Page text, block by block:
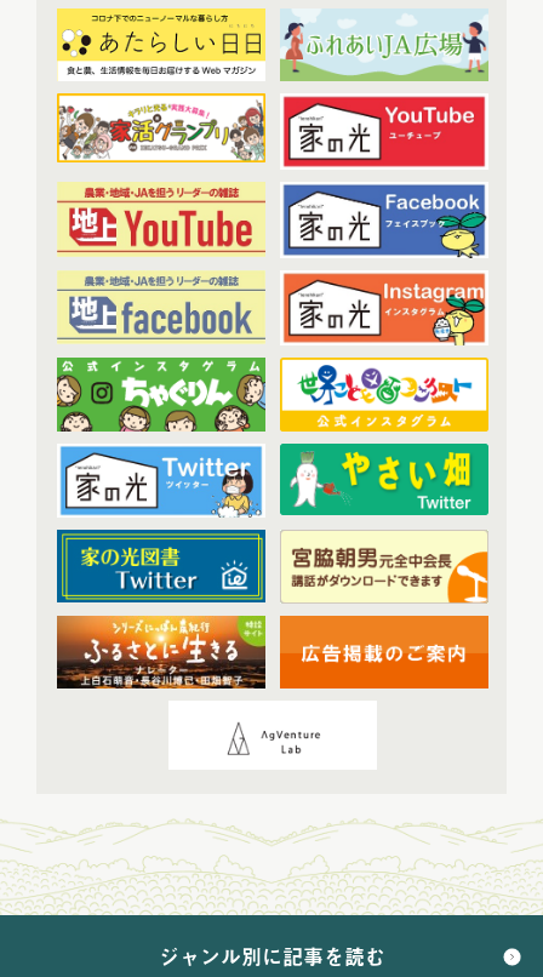
2023年配信(72)
2023年1月配信(6)
2023年2月配信(7)
2023年3月配信(6)
2023年4月配信(6)
2023年5月配信
(6)
2023年6月配信(5)
2023年7月配信(6)
2023年8月配信 (6)
2023年9月配信(6)
2023年10月配信(6)
2023年11月配信(6)
2023年12月配信(6)
2024年配信(70)
2024年1月配信
2024年2月配信(7)
2024年4月配信(6)
2024年5月配信(6)
2024年10月配信
(6)
2024年11月配信(5)
2024年12月配信(5)
(68)
教育文化プランナー (19)
協同の歴史の瞬間(52)
農業・食料ほんとうの話(52)
わたしと協同組合(3)
開催報告(38)
あなたの声をお寄せください (1)
その他(1)
アーカイブ(7)
現代に語り継ぐ賀川豊彦とハル (6)
トップ対談アーカイブ(1)
ジャンル別に記事を読む